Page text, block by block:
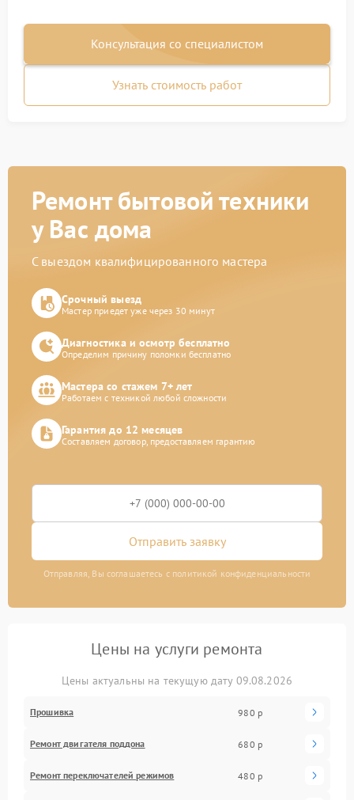
Консультация со специалистом
Узнать стоимость работ
Ремонт бытовой техники
у Вас дома
С выездом квалифицированного мастера
Срочный выезд
Мастер приедет уже через 30 минут
Диагностика и осмотр бесплатно
Определим причину поломки бесплатно
Мастера со стажем 7+ лет
Работаем с техникой любой сложности
Гарантия до 12 месяцев
Составляем договор, предоставляем гарантию
Отправить заявку
Отправляя, Вы соглашаетесь с политикой конфиденциальности
Цены на услуги ремонта
Цены актуальны на текущую дату 09.08.2026
Прошивка 980 р
Ремонт двигателя поддона 680 р
Ремонт переключателей режимов 480 р